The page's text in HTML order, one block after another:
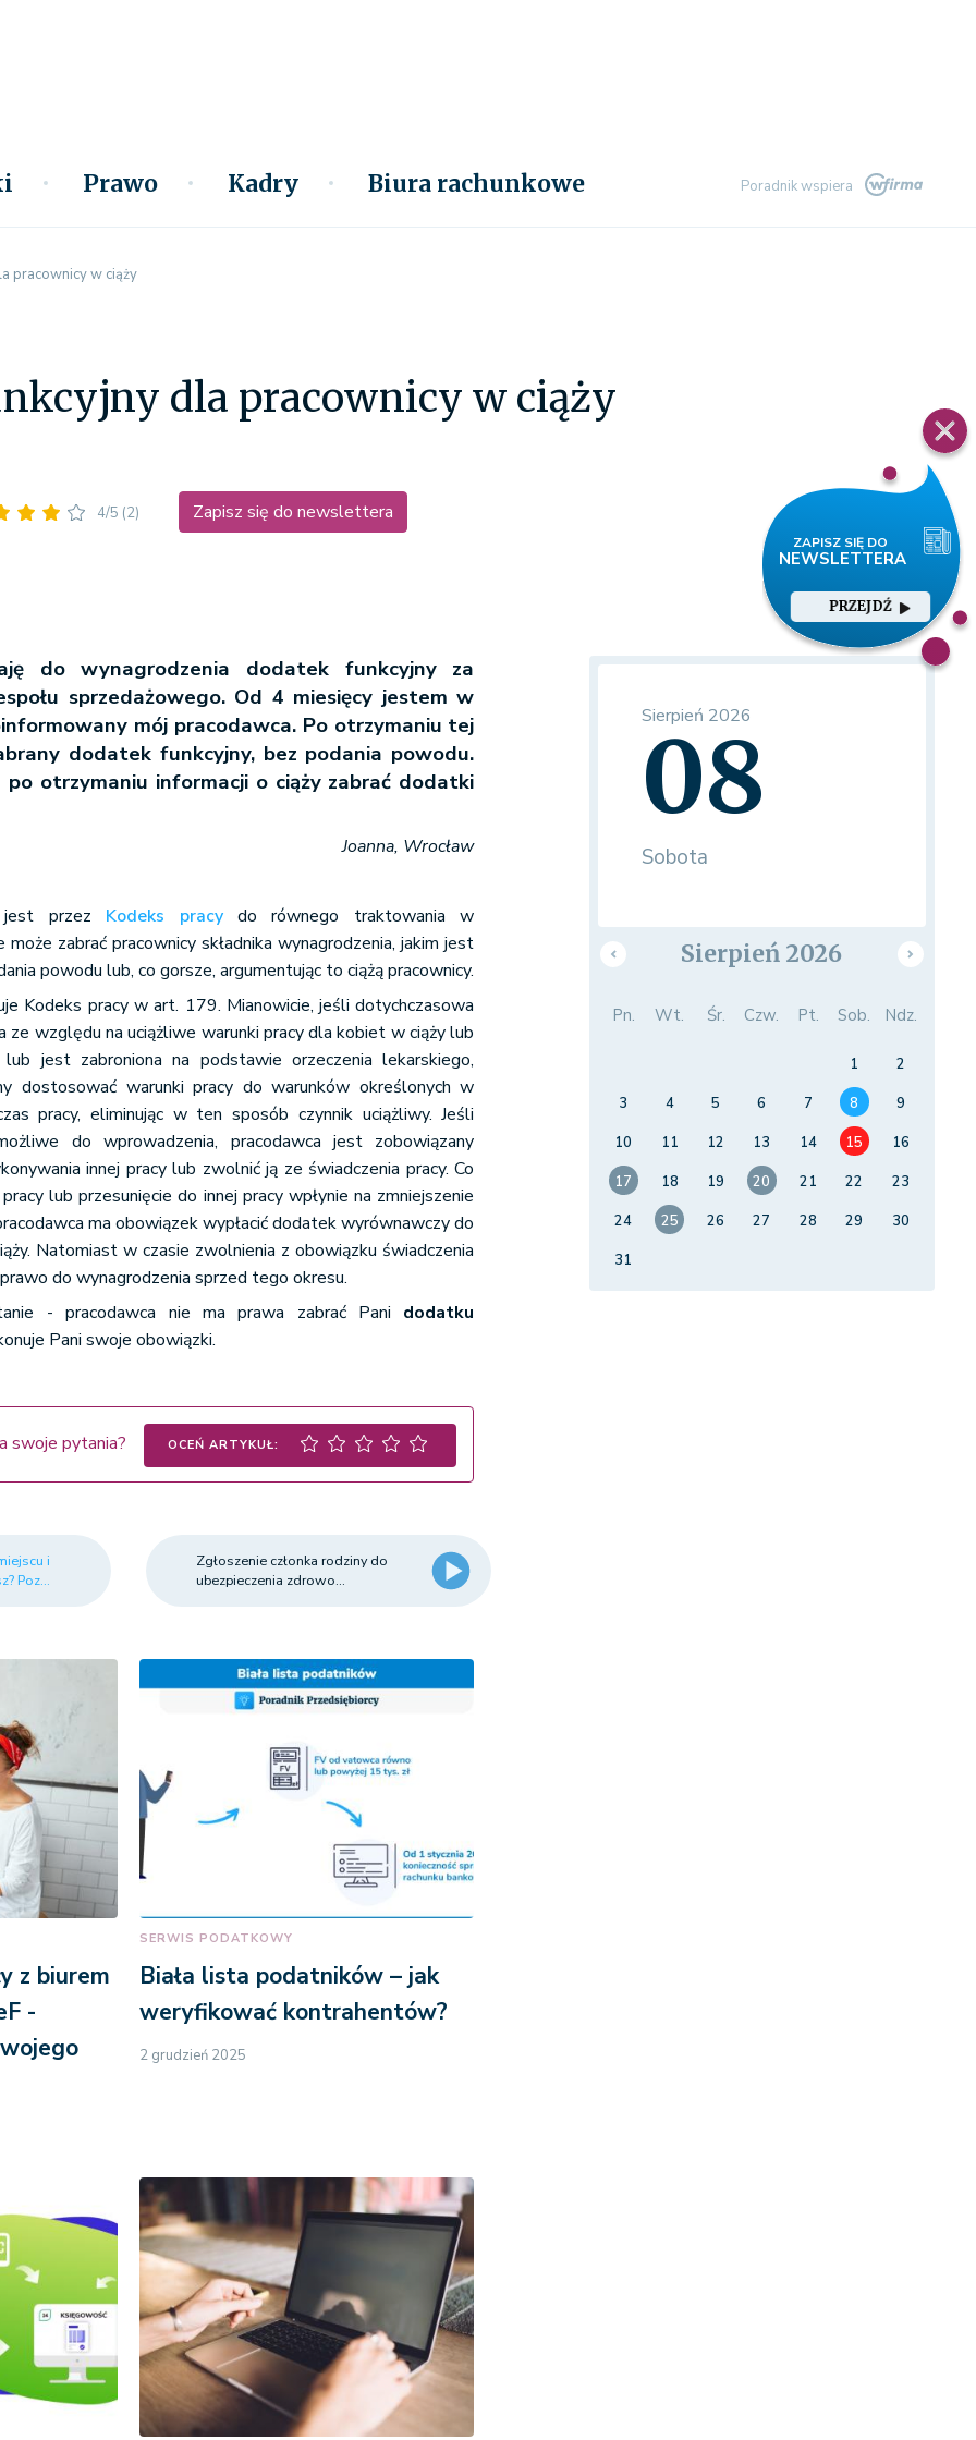
Prawo Kadry Biura rachunkowe Poradnik wspiera
PRZEJDŹ
pracownicy w ciąży
dla pracownicy w ciąży
4/5 (2) Zapisz się do newslettera
do wynagrodzenia dodatek funkcyjny za
sprzedażowego. Od 4 miesięcy jestem w
mój pracodawca. Po otrzymaniu tej
dodatek funkcyjny, bez podania powodu.
po otrzymaniu informacji o ciąży zabrać dodatki
Joanna, Wrocław
jest przez Kodeks pracydo równego traktowania w
zabrać pracownicy składnika wynagrodzenia, jakim jest
powodu lub, co gorsze, argumentując to ciążą pracownicy.
Kodeks pracy w art. 179. Mianowicie, jeśli dotychczasowa
ze względu na uciążliwe warunki pracy dla kobiet w ciąży lub
jest zabroniona na podstawie orzeczenia lekarskiego,
dostosować warunki pracy do warunków określonych w
pracy, eliminując w ten sposób czynnik uciążliwy. Jeśli
do wprowadzenia, pracodawca jest zobowiązany
innej pracy lub zwolnić ją ze świadczenia pracy. Co
lub przesunięcie do innej pracy wpłynie na zmniejszenie
ma obowiązek wypłacić dodatek wyrównawczy do
Natomiast w czasie zwolnienia z obowiązku świadczenia
do wynagrodzenia sprzed tego okresu.
- pracodawca nie ma prawa zabrać Pani dodatku
Pani swoje obowiązki.
swoje pytania? OCEŃ ARTYKUŁ:
i
Poz...
Zgłoszenie członka rodziny do
ubezpieczenia zdrowo...
z biurem
-
SERWIS PODATKOWY
Biała lista podatników – jak
weryfikować kontrahentów?
2 grudzień 2025
Sierpień 2026
08
Sobota
Sierpień 2026
Pn. Wt. Śr. Czw. Pt. Sob. Ndz.
1
2
3
4 5 6 7 8
9
10
11 12 13 14 15
16
17
18 19 20 21 22
23
24
25 26 27 28 29
30
31